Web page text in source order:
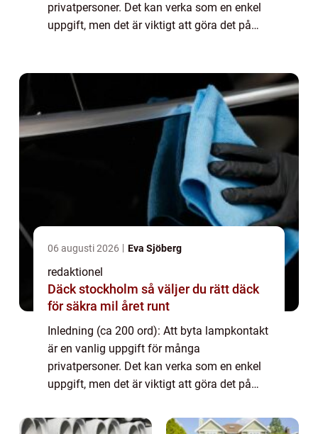
privatpersoner. Det kan verka som en enkel
uppgift, men det är viktigt att göra det på
06 augusti 2026 Eva Sjöberg
redaktionel
Däck stockholm så väljer du rätt däck
för säkra mil året runt
Inledning (ca 200 ord): Att byta lampkontakt
är en vanlig uppgift för många
privatpersoner. Det kan verka som en enkel
uppgift, men det är viktigt att göra det på
eller elektriska system. I denna artikel kom...